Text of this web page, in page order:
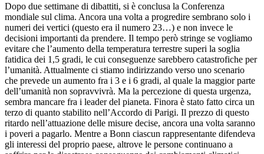
Dopo due settimane di dibattiti, si è conclusa la Conferenza
mondiale sul clima. Ancora una volta a progredire sembrano solo i
numeri dei vertici (questo era il numero 23…) e non invece le
decisioni importanti da prendere. Il tempo però stringe se vogliamo
evitare che l’aumento della temperatura terrestre superi la soglia
fatidica dei 1,5 gradi, le cui conseguenze sarebbero catastrofiche per
l’umanità. Attualmente ci stiamo indirizzando verso uno scenario
che prevede un aumento fra i 3 e i 6 gradi, al quale la maggior parte
dell’umanità non sopravvivrà. Ma la percezione di questa urgenza,
sembra mancare fra i leader del pianeta. Finora è stato fatto circa un
terzo di quanto stabilito nell’Accordo di Parigi. Il prezzo di questo
ritardo nell’attuazione delle misure decise, ancora una volta saranno
i poveri a pagarlo. Mentre a Bonn ciascun rappresentante difendeva
gli interessi del proprio paese, altrove le persone continuano a